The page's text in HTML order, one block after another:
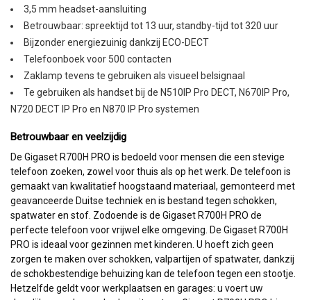
3,5 mm headset-aansluiting
Betrouwbaar: spreektijd tot 13 uur, standby-tijd tot 320 uur
Bijzonder energiezuinig dankzij ECO-DECT
Telefoonboek voor 500 contacten
Zaklamp tevens te gebruiken als visueel belsignaal
Te gebruiken als handset bij de N510IP Pro DECT, N670IP Pro,
N720 DECT IP Pro en N870 IP Pro systemen
Betrouwbaar en veelzijdig
De Gigaset R700H PRO is bedoeld voor mensen die een stevige
telefoon zoeken, zowel voor thuis als op het werk. De telefoon is
gemaakt van kwalitatief hoogstaand materiaal, gemonteerd met
geavanceerde Duitse techniek en is bestand tegen schokken,
spatwater en stof. Zodoende is de Gigaset R700H PRO de
perfecte telefoon voor vrijwel elke omgeving. De Gigaset R700H
PRO is ideaal voor gezinnen met kinderen. U hoeft zich geen
zorgen te maken over schokken, valpartijen of spatwater, dankzij
de schokbestendige behuizing kan de telefoon tegen een stootje.
Hetzelfde geldt voor werkplaatsen en garages: u voert uw